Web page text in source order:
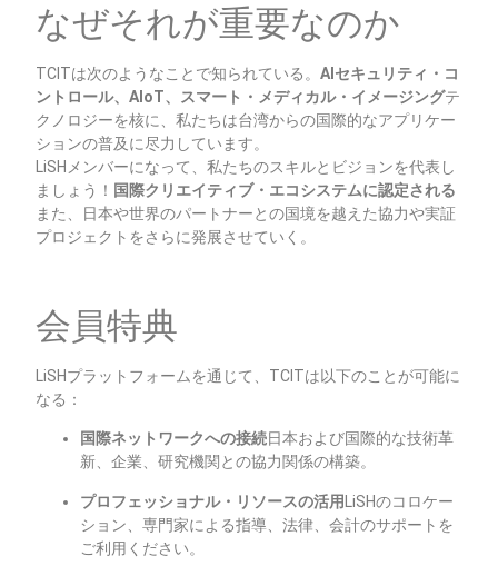
なぜそれが重要なのか
TCITは次のようなことで知られている。AIセキュリティ・コ
ントロール、AIoT、スマート・メディカル・イメージングテ
クノロジーを核に、私たちは台湾からの国際的なアプリケー
ションの普及に尽力しています。
LiSHメンバーになって、私たちのスキルとビジョンを代表し
ましょう！ 国際クリエイティブ・エコシステムに認定される
また、日本や世界のパートナーとの国境を越えた協力や実証
プロジェクトをさらに発展させていく。
会員特典
LiSHプラットフォームを通じて、TCITは以下のことが可能に
なる：
国際ネットワークへの接続日本および国際的な技術革
新、企業、研究機関との協力関係の構築。
プロフェッショナル・リソースの活用LiSHのコロケー
ション、専門家による指導、法律、会計のサポートを
ご利用ください。